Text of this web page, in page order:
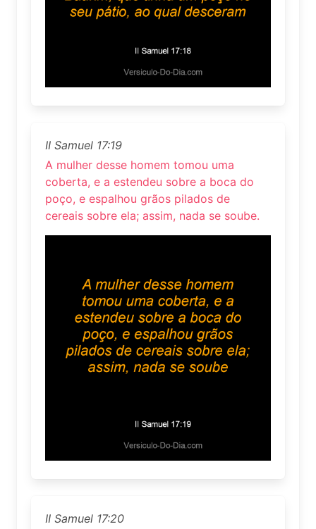
II Samuel 17:19
A mulher desse homem tomou uma
coberta, e a estendeu sobre a boca do
poço, e espalhou grãos pilados de
cereais sobre ela; assim, nada se soube.
II Samuel 17:20